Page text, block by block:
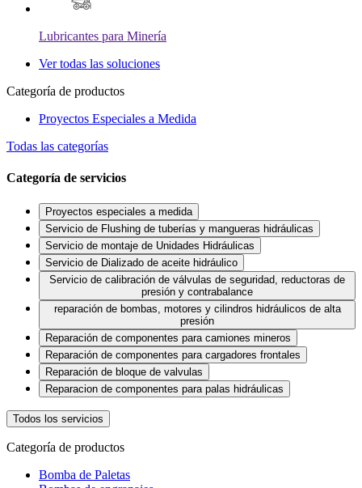
Lubricantes para Minería
Ver todas las soluciones
Categoría de productos
Proyectos Especiales a Medida
Todas las categorías
Categoría de servicios
Proyectos especiales a medida
Servicio de Flushing de tuberías y mangueras hidráulicas
Servicio de montaje de Unidades Hidráulicas
Servicio de Dializado de aceite hidráulico
Servicio de calibración de válvulas de seguridad, reductoras de
presión y contrabalance
reparación de bombas, motores y cilindros hidráulicos de alta
presión
Reparación de componentes para camiones mineros
Reparación de componentes para cargadores frontales
Reparación de bloque de valvulas
Reparacion de componentes para palas hidráulicas
Todos los servicios
Categoría de productos
Bomba de Paletas